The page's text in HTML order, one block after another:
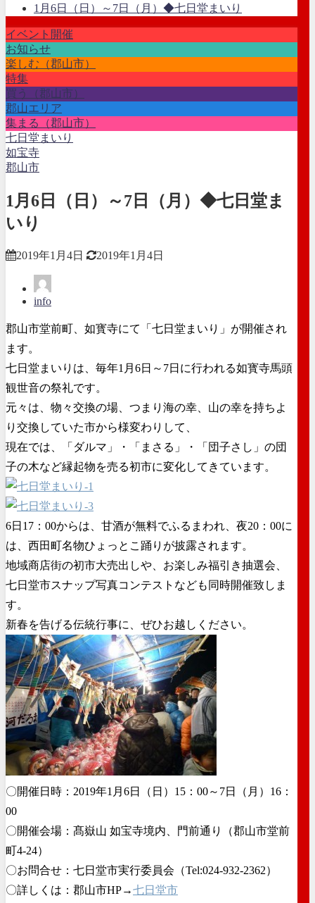
1月6日（日）～7日（月）◆七日堂まいり
イベント開催
お知らせ
楽しむ（郡山市）
特集
買う（郡山市）
郡山エリア
集まる（郡山市）
七日堂まいり
如宝寺
郡山市
1月6日（日）～7日（月）◆七日堂ま
いり
2019年1月4日 2019年1月4日
info
郡山市堂前町、如寳寺にて「七日堂まいり」が開催され
ます。
七日堂まいりは、毎年1月6日～7日に行われる如寳寺馬頭
観世音の祭礼です。
元々は、物々交換の場、つまり海の幸、山の幸を持ちよ
り交換していた市から様変わりして、
現在では、「ダルマ」・「まさる」・「団子さし」の団
子の木など縁起物を売る初市に変化してきています。
6日17：00からは、甘酒が無料でふるまわれ、夜20：00に
は、西田町名物ひょっとこ踊りが披露されます。
地域商店街の初市大売出しや、お楽しみ福引き抽選会、
七日堂市スナップ写真コンテストなども同時開催致しま
す。
新春を告げる伝統行事に、ぜひお越しください。
〇開催日時：2019年1月6日（日）15：00～7日（月）16：
00
〇開催会場：髙嶽山 如宝寺境内、門前通り（郡山市堂前
町4-24）
〇お問合せ：七日堂市実行委員会（Tel:024-932-2362）
〇詳しくは：郡山市HP→七日堂市